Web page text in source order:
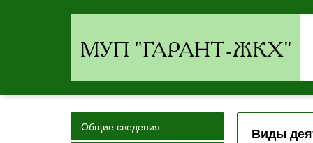
Общие сведения Виды